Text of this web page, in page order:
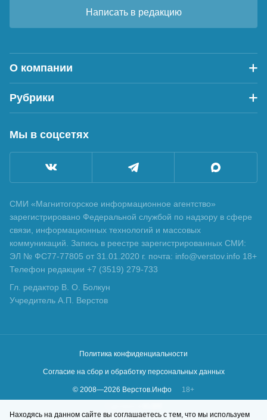
Написать в редакцию
О компании
Рубрики
Мы в соцсетях
СМИ «Магнитогорское информационное агентство»
зарегистрировано Федеральной службой по надзору в сфере
связи, информационных технологий и массовых
коммуникаций. Запись в реестре зарегистрированных СМИ:
ЭЛ № ФС77-77805 от 31.01.2020 г. почта: info@verstov.info 18+
Телефон редакции +7 (3519) 279-733
Гл. редактор В. О. Болкун
Учредитель А.П. Верстов
Политика конфиденциальности
Согласие на сбор и обработку персональных данных
© 2008—2026 Верстов.Инфо
18+
Находясь на данном сайте вы соглашаетесь с тем, что мы используем